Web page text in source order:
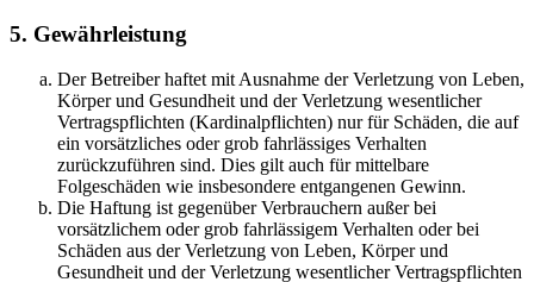
5. Gewährleistung
Der Betreiber haftet mit Ausnahme der Verletzung von Leben,
Körper und Gesundheit und der Verletzung wesentlicher
Vertragspflichten (Kardinalpflichten) nur für Schäden, die auf
ein vorsätzliches oder grob fahrlässiges Verhalten
zurückzuführen sind. Dies gilt auch für mittelbare
Folgeschäden wie insbesondere entgangenen Gewinn.
Die Haftung ist gegenüber Verbrauchern außer bei
vorsätzlichem oder grob fahrlässigem Verhalten oder bei
Schäden aus der Verletzung von Leben, Körper und
Gesundheit und der Verletzung wesentlicher Vertragspflichten